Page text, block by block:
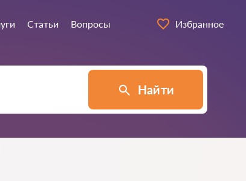
Статьи Вопросы Избранное
Найти